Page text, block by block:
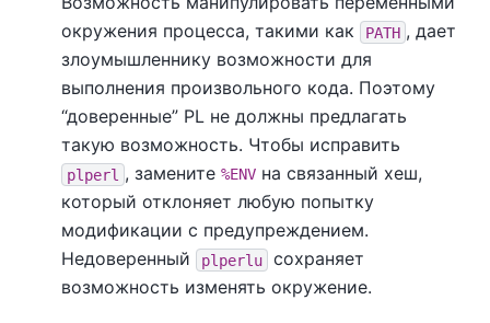
окружения процесса, такими как
PATH , дает
злоумышленнику возможности для
выполнения произвольного кода. Поэтому
“доверенные” PL не должны предлагать
такую возможность. Чтобы исправить
plperl , замените %ENV на связанный хеш,
который отклоняет любую попытку
модификации с предупреждением.
Недоверенный
plperlu
сохраняет
возможность изменять окружение.